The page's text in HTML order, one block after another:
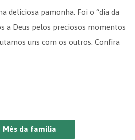
deliciosa pamonha. Foi o “dia da
a Deus pelos preciosos momentos
uns com os outros. Confira
Mês da família